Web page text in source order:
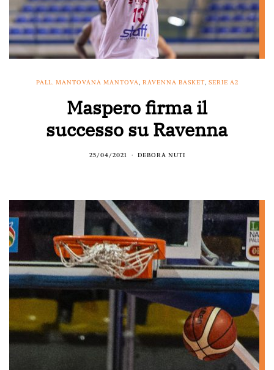
PALL. MANTOVANA MANTOVA, RAVENNA BASKET, SERIE A2
Maspero firma il
successo su Ravenna
25/04/2021 DEBORA NUTI